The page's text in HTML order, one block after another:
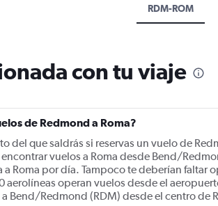
RDM-ROM
con tu viaje
de Redmond a Roma?
del que saldrás si reservas un vuelo de
vuelos a Roma desde Bend/
Roma por día. Tampoco te deberían faltar
aerolíneas operan vuelos desde el
Bend/Redmond (RDM) desde el centro de